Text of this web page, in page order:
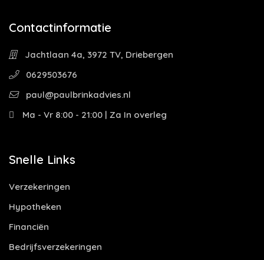
Contactinformatie
Jachtlaan 4a, 3972 TV, Driebergen
0629503676
paul@paulbrinkadvies.nl
Ma - Vr 8:00 - 21:00 | Za In overleg
Snelle Links
Verzekeringen
Hypotheken
Financiën
Bedrijfsverzekeringen